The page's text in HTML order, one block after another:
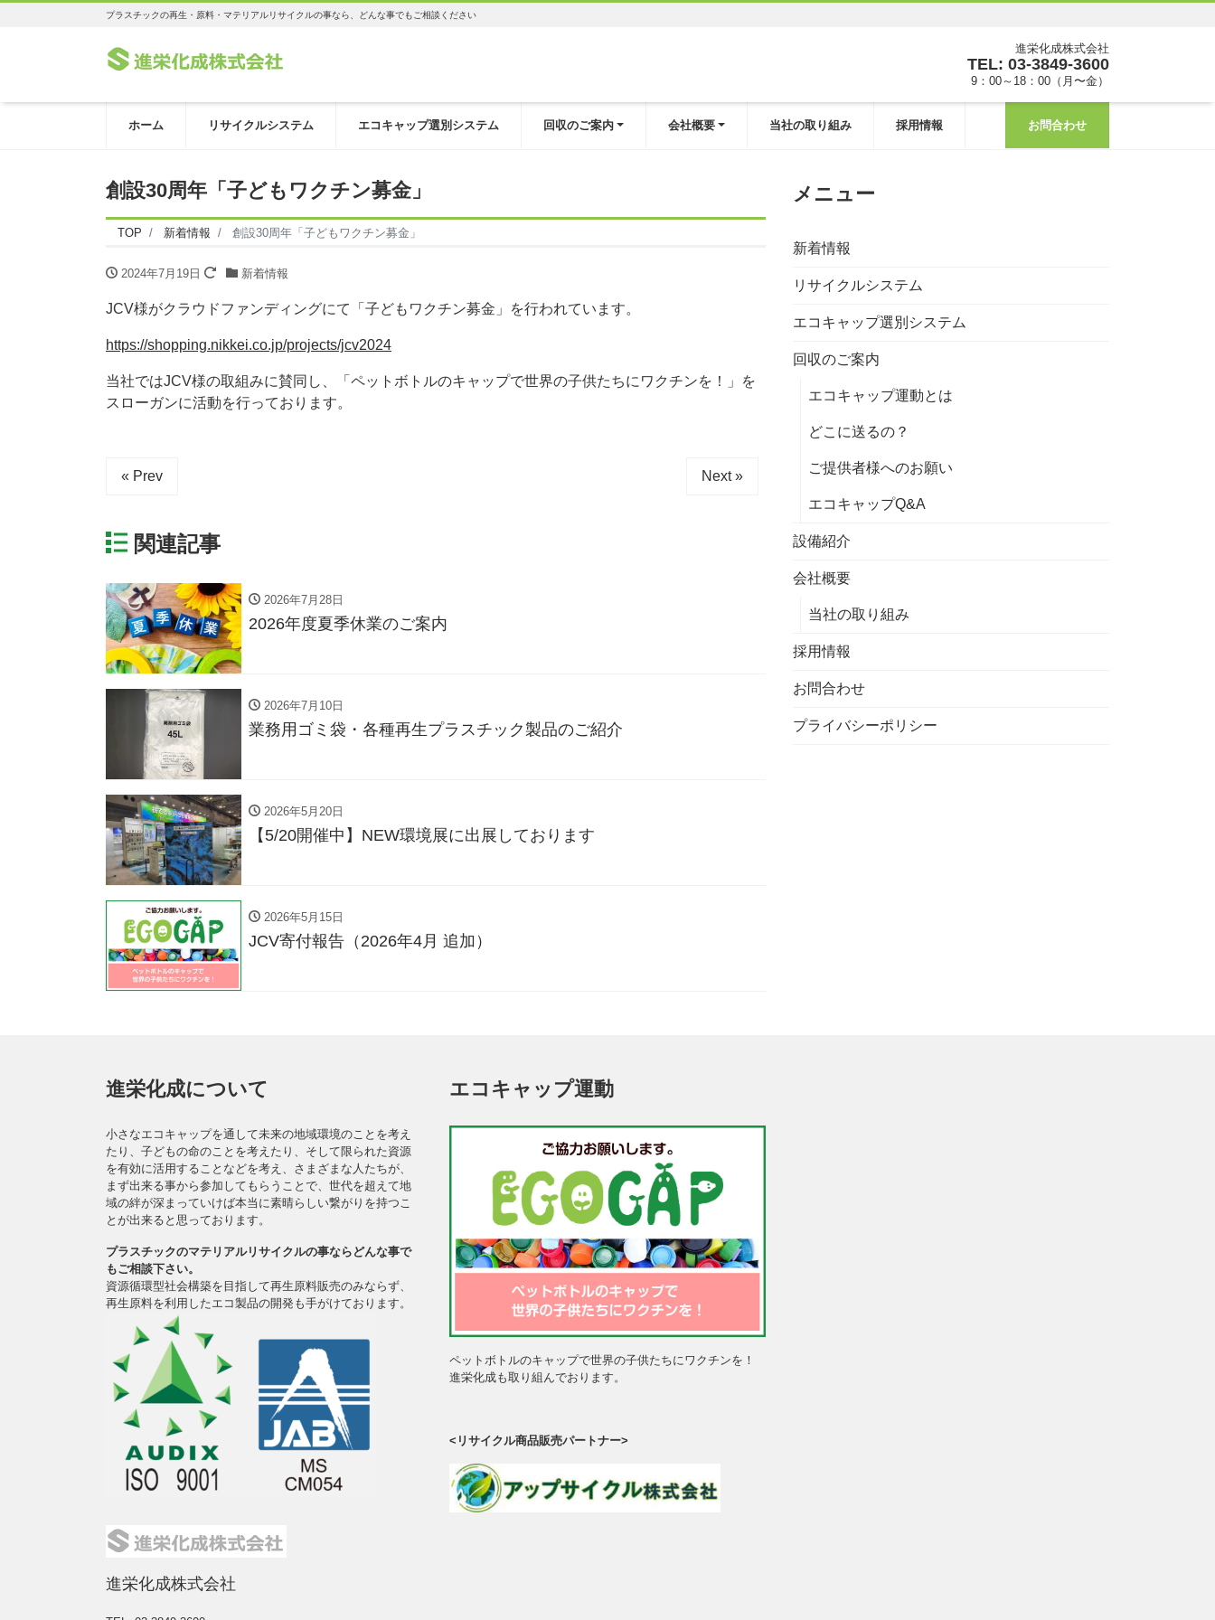
プラスチックの再生・原料・マテリアルリサイクルの事なら、どんな事でもご相談ください
進栄化成株式会社
TEL: 03-3849-3600
9：00～18：00（月〜金）
ホーム リサイクルシステム エコキャップ選別システム 回収のご案内 会社概要 当社の取り組み 採用情報 お問合わせ
創設30周年「子どもワクチン募金」
TOP 新着情報 創設30周年「子どもワクチン募金」
2024年7月19日 新着情報
JCV様がクラウドファンディングにて「子どもワクチン募金」を行われています。
https://shopping.nikkei.co.jp/projects/jcv2024
当社ではJCV様の取組みに賛同し、「ペットボトルのキャップで世界の子供たちにワクチンを！」を
スローガンに活動を行っております。
« Prev Next »
関連記事
2026年7月28日
2026年度夏季休業のご案内
2026年7月10日
業務用ゴミ袋・各種再生プラスチック製品のご紹介
2026年5月20日
【5/20開催中】NEW環境展に出展しております
2026年5月15日
JCV寄付報告（2026年4月 追加）
メニュー
新着情報
リサイクルシステム
エコキャップ選別システム
回収のご案内
エコキャップ運動とは
どこに送るの？
ご提供者様へのお願い
エコキャップQ&A
設備紹介
会社概要
当社の取り組み
採用情報
お問合わせ
プライバシーポリシー
進栄化成について
小さなエコキャップを通して未来の地域環境のことを考え
たり、子どもの命のことを考えたり、そして限られた資源
を有効に活用することなどを考え、さまざまな人たちが、
まず出来る事から参加してもらうことで、世代を超えて地
域の絆が深まっていけば本当に素晴らしい繋がりを持つこ
とが出来ると思っております。
プラスチックのマテリアルリサイクルの事ならどんな事で
もご相談下さい。
資源循環型社会構築を目指して再生原料販売のみならず、
再生原料を利用したエコ製品の開発も手がけております。
エコキャップ運動
ペットボトルのキャップで世界の子供たちにワクチンを！
進栄化成も取り組んでおります。
<リサイクル商品販売パートナー>
進栄化成株式会社